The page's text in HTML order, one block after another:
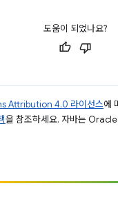
도움이 되었나요?
Attribution 4.0 라이선스에
을 참조하세요. 자바는